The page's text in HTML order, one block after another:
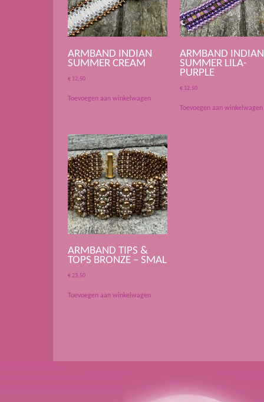
ARMBAND INDIAN
SUMMER CREAM
€ 12,50
Toevoegen aan winkelwagen
ARMBAND INDIAN
SUMMER LILA-
PURPLE
€ 12,50
Toevoegen aan winkelwagen
ARMBAND TIPS &
TOPS BRONZE – SMAL
€23,50
Toevoegen aan winkelwagen